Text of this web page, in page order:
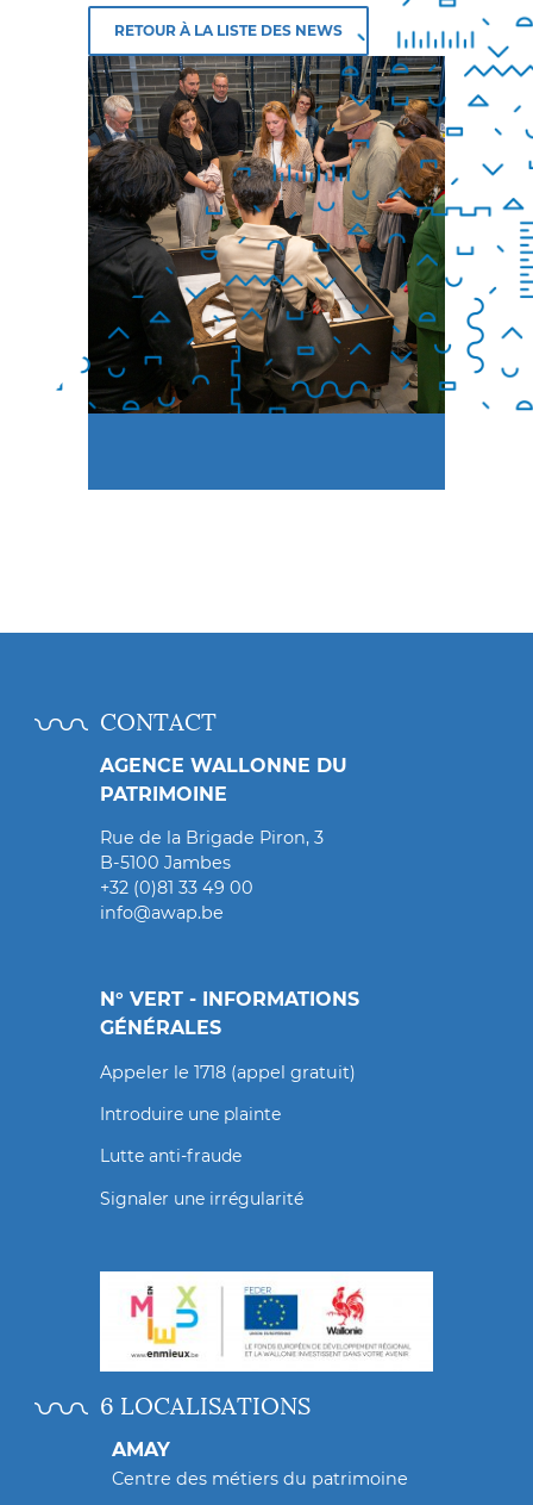
RETOUR À LA LISTE DES NEWS
CONTACT
AGENCE WALLONNE DU
PATRIMOINE
Rue de la Brigade Piron, 3
B-5100 Jambes
+32 (0)81 33 49 00
info@awap.be
N° VERT - INFORMATIONS
GÉNÉRALES
Appeler le 1718 (appel gratuit)
Introduire une plainte
Lutte anti-fraude
Signaler une irrégularité
6 LOCALISATIONS
AMAY
Centre des métiers du patrimoine